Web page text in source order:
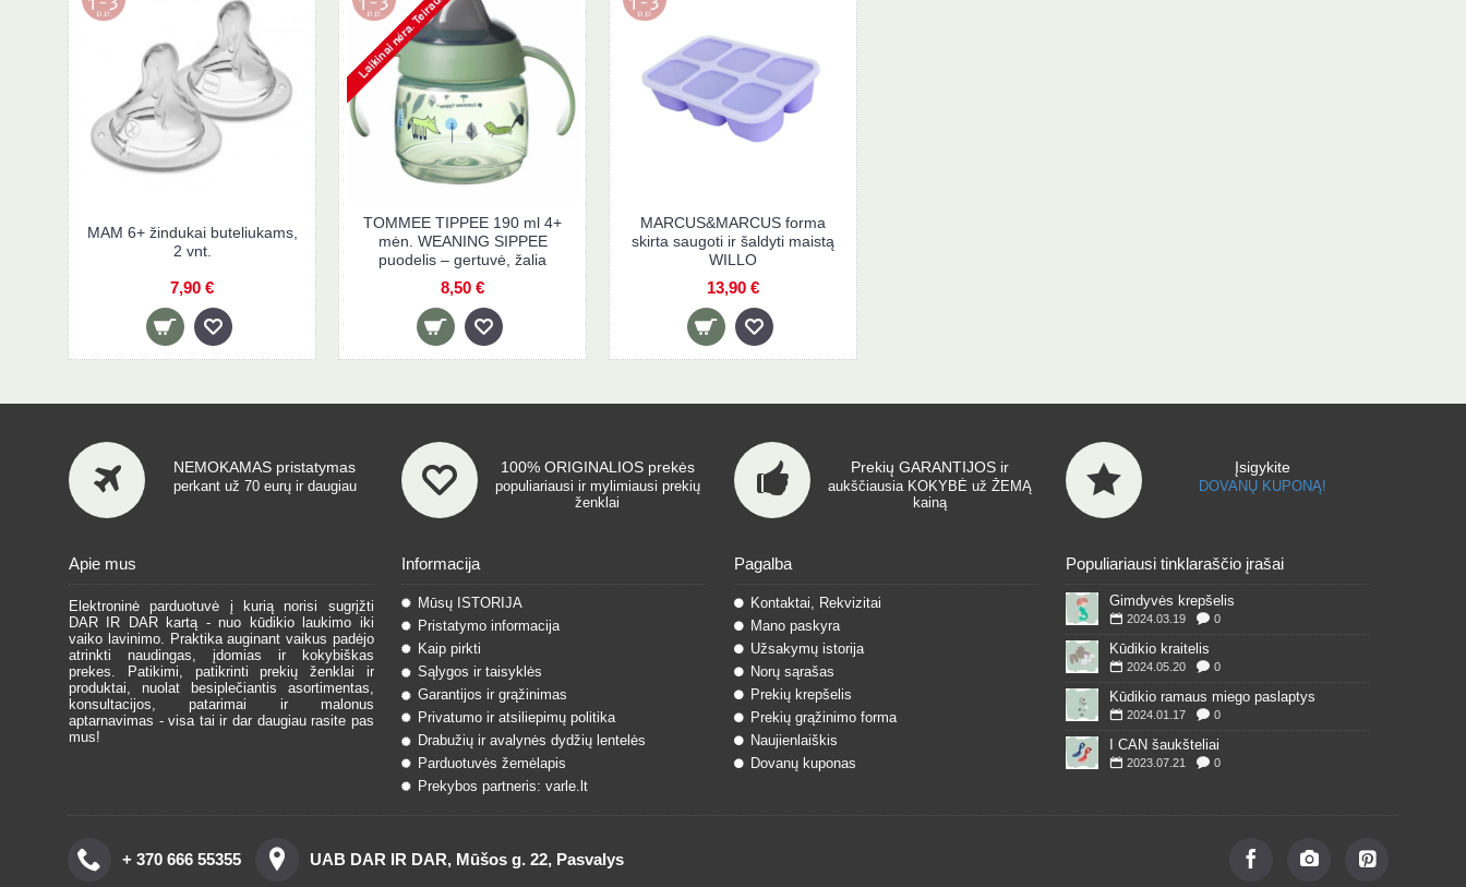
MAM 6+ žindukai buteliukams,
2 vnt.
7,90 €
TOMMEE TIPPEE 190 ml 4+
mėn. WEANING SIPPEE
puodelis – gertuvė, žalia
8,50 €
MARCUS&MARCUS forma
skirta saugoti ir šaldyti maistą
WILLO
13,90 €
NEMOKAMAS pristatymas
perkant už 70 eurų ir daugiau
100% ORIGINALIOS prekės
populiariausi ir mylimiausi prekių
ženklai
Prekių GARANTIJOS ir
aukščiausia KOKYBĖ už ŽEMĄ
kainą
Įsigykite
DOVANŲ KUPONĄ!
Apie mus
Elektroninė parduotuvė į kurią norisi sugrįžti
DAR IR DAR kartą - nuo kūdikio laukimo iki
vaiko lavinimo. Praktika auginant vaikus padėjo
atrinkti naudingas, įdomias ir kokybiškas
prekes. Patikimi, patikrinti prekių ženklai ir
produktai, nuolat besiplečiantis asortimentas,
konsultacijos, patarimai ir malonus
aptarnavimas - visa tai ir dar daugiau rasite pas
mus!
Informacija
Mūsų ISTORIJA
Pristatymo informacija
Kaip pirkti
Sąlygos ir taisyklės
Garantijos ir grąžinimas
Privatumo ir atsiliepimų politika
Drabužių ir avalynės dydžių lentelės
Parduotuvės žemėlapis
Prekybos partneris: varle.lt
Pagalba
Kontaktai, Rekvizitai
Mano paskyra
Užsakymų istorija
Norų sąrašas
Prekių krepšelis
Prekių grąžinimo forma
Naujienlaiškis
Dovanų kuponas
Populiariausi tinklaraščio įrašai
Gimdyvės krepšelis
2024.03.19 0
Kūdikio kraitelis
2024.05.20 0
Kūdikio ramaus miego paslaptys
2024.01.17 0
I CAN šaukšteliai
2023.07.21 0
+ 370 666 55355 UAB DAR IR DAR, Mūšos g. 22, Pasvalys